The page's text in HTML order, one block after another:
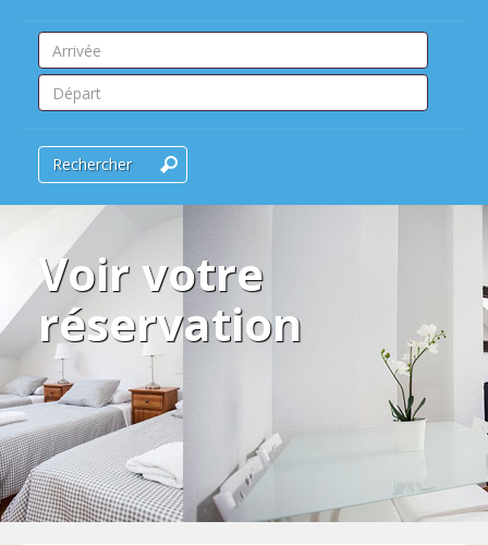
Rechercher
Voir votre
réservation